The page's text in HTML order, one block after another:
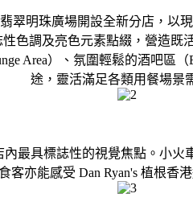
翠明珠廣場開設全新分店，
色調及亮色元素點綴，營造
Area）、氛圍輕鬆的酒吧區
途，靈活滿足各類用餐場景
最具標誌性的視覺焦點。小
客亦能感受 Dan Ryan's 植根香